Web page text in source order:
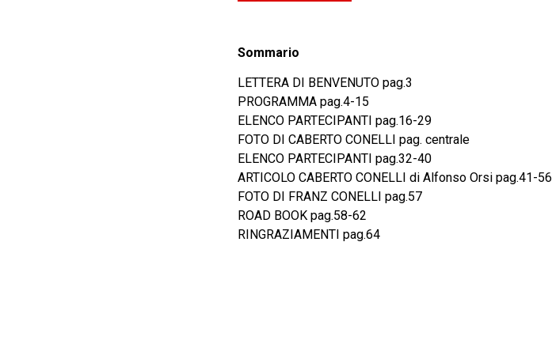
Sommario
LETTERA DI BENVENUTO pag.3
PROGRAMMA pag.4-15
ELENCO PARTECIPANTI pag.16-29
FOTO DI CABERTO CONELLI pag. centrale
ELENCO PARTECIPANTI pag.32-40
ARTICOLO CABERTO CONELLI di Alfonso Orsi pag.41-56
FOTO DI FRANZ CONELLI pag.57
ROAD BOOK pag.58-62
RINGRAZIAMENTI pag.64